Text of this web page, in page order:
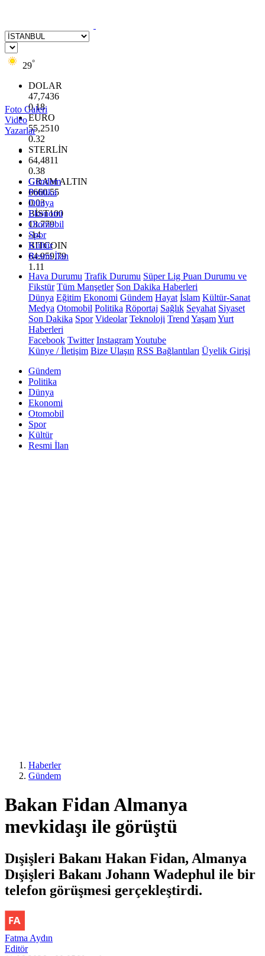
29°
DOLAR
47,7436
0.18
EURO
55,2510
0.32
STERLİN
64,4811
0.38
GRAM ALTIN
6660.55
0.03
BİST100
13.779
-14
BITCOIN
64.959,79
1.11
Foto Galeri
Video
Yazarlar
Gündem
Politika
Dünya
Ekonomi
Otomobil
Spor
Kültür
Resmi İlan
Hava Durumu Trafik Durumu Süper Lig Puan Durumu ve
Fikstür Tüm Manşetler Son Dakika Haberleri
Dünya Eğitim Ekonomi Gündem Hayat İslam Kültür-Sanat
Medya Otomobil Politika Röportaj Sağlık Seyahat Siyaset
Son Dakika Spor Videolar Teknoloji Trend YaşamYurt
Haberleri
Facebook Twitter InstagramYoutube
Künye / İletişim Bize Ulaşın RSS Bağlantıları Üyelik Girişi
Gündem
Politika
Dünya
Ekonomi
Otomobil
Spor
Kültür
Resmi İlan
Haberler
Gündem
Bakan Fidan Almanya
mevkidaşı ile görüştü
Dışişleri Bakanı Hakan Fidan, Almanya
Dışişleri Bakanı Johann Wadephul ile bir
telefon görüşmesi gerçekleştirdi.
Fatma Aydın
Editör